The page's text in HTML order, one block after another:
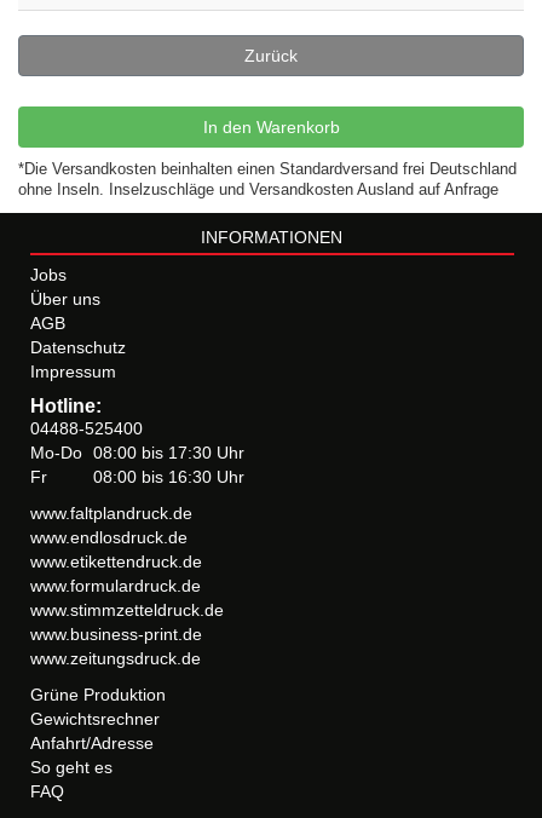
Zurück
In den Warenkorb
*Die Versandkosten beinhalten einen Standardversand frei Deutschland
ohne Inseln. Inselzuschläge und Versandkosten Ausland auf Anfrage
INFORMATIONEN
Jobs
Über uns
AGB
Datenschutz
Impressum
Hotline:
04488-525400
Mo-Do 08:00 bis 17:30 Uhr
Fr
08:00 bis 16:30 Uhr
www.faltplandruck.de
www.endlosdruck.de
www.etikettendruck.de
www.formulardruck.de
www.stimmzetteldruck.de
www.business-print.de
www.zeitungsdruck.de
Grüne Produktion
Gewichtsrechner
Anfahrt/Adresse
So geht es
FAQ